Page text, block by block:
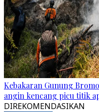
Kebakaran Gunung
angin kencang picu titik
DIREKOMENDASIKAN